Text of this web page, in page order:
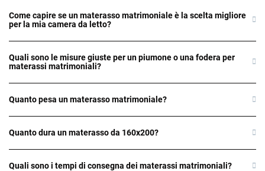
Come capire se un materasso matrimoniale è la scelta migliore
per la mia camera da letto?
Quali sono le misure giuste per un piumone o una fodera per
materassi matrimoniali?
Quanto pesa un materasso matrimoniale?
Quanto dura un materasso da 160x200?
Quali sono i tempi di consegna dei materassi matrimoniali?